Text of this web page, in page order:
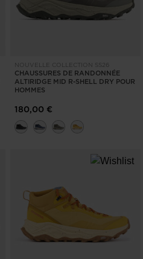
NOUVELLE COLLECTION SS26
CHAUSSURES DE RANDONNÉE
ALTIRIDGE MID R-SHELL DRY POUR
HOMMES
180,00 €